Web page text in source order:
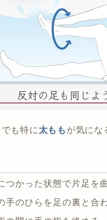
も特に太ももが気にな
つかった状態で片足を
手のひらを足の裏と合